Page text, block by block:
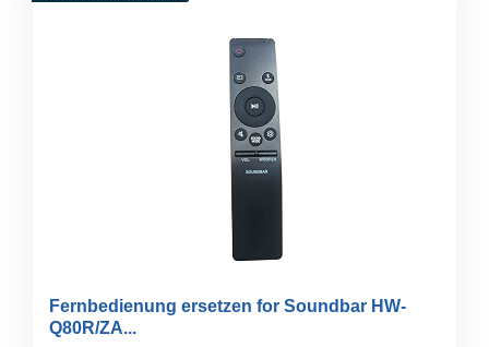
Fernbedienung ersetzen for Soundbar HW-
Q80R/ZA...